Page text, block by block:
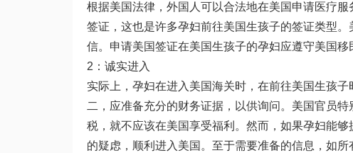
根据美国法律，外国人可以合法地在美国申请医疗
签证，这也是许多孕妇前往美国生孩子的签证类型
信。申请美国签证在美国生孩子的孕妇应遵守美国
2：诚实进入
实际上，孕妇在进入美国海关时，在前往美国生孩
二，应准备充分的财务证据，以供询问。美国官员
税，就不应该在美国享受福利。然而，如果孕妇能
的疑虑，顺利进入美国。至于需要准备的信息，如